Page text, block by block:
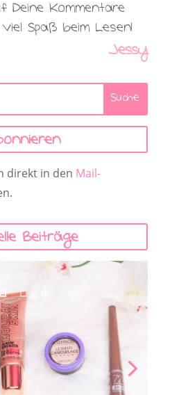
Deine Kommentare
Spaß beim Lesen!
Jessy
direkt in den Mail-
Beiträge